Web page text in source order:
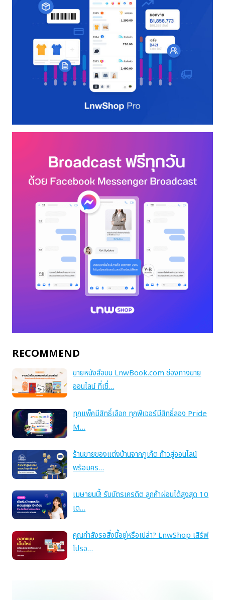
RECOMMEND
ขายหนังสือบน LnwBook.com ช่องทางขาย
ออนไลน์ ที่เชื่…
ทุกแพ็คมีสิทธิ์เลือก ทุกฟีเจอร์มีสิทธิ์ลอง Pride
M…
ร้านขายของแต่งบ้านจากภูเก็ต ก้าวสู่ออนไลน์
พร้อมคร…
เมษายนนี้! รับบัตรเครดิต ลูกค้าผ่อนได้สูงสุด 10
เด…
คุณกำลังรอสิ่งนี้อยู่หรือเปล่า? LnwShop เสิร์ฟ
โปรอ…